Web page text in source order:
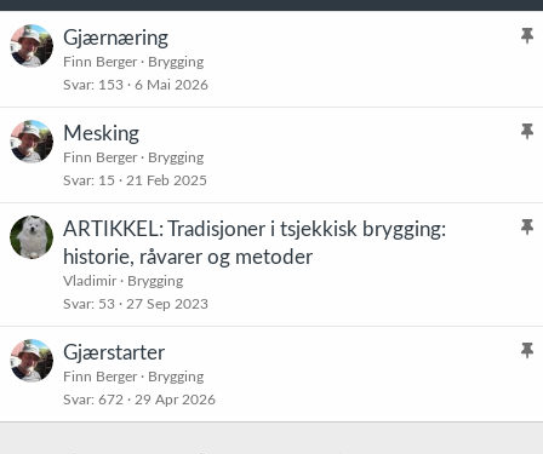
K
t
Gjærnæring
Finn Berger
Brygging
Svar 153 6 Mai 2026
K
t
Mesking
Finn Berger
Brygging
Svar 15 21 Feb 2025
K
r
ARTIKKEL: Tradisjoner i tsjekkisk brygging:
historie, råvarer og metoder
Vladimir
Brygging
Svar 53 27 Sep 2023
K
s
Gjærstarter
Finn Berger
Brygging
Svar 672 29 Apr 2026